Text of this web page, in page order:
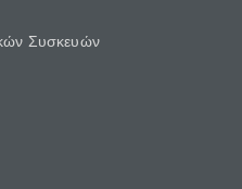
Συσκευών